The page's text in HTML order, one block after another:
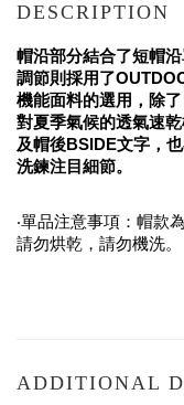
DESCRIPTION
帽沿部分結合了短帽
調節則採用了
機能面料的選用，除
對夏季氣候的透氣速
及帽後BSIDE文字，
洗鍊注目細節。
‧單品注意事項：帽款
請勿烘乾，請勿機洗。
ADDITIONAL